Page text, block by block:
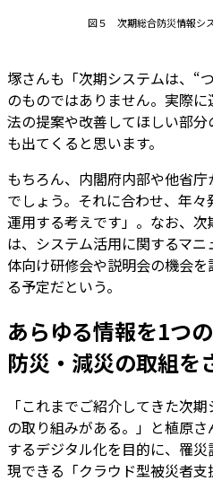
図５ 次期総合防災情報シ
塚さんも「次期システムは、“
のものではありません。実際
法の提案や改善してほしい部
も出てくると思います。
もちろん、内閣府内部や他省
でしょう。それに合わせ、年
運用する考えです」。なお、
は、システム活用に関するマ
体向け研修会や説明会の機会
る予定だという。
あらゆる情報を1つ
防災・減災の取組を
「これまでご紹介してきた次
の取り組みがある。」と植原
するデジタル化を目的に、罹
現できる「クラウド型被災者